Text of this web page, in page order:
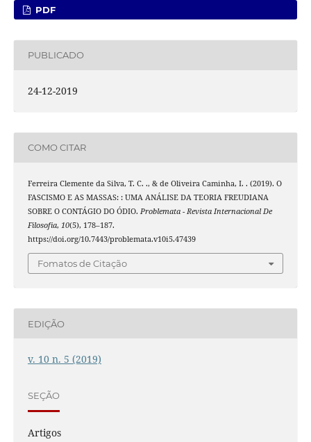
PDF
PUBLICADO
24-12-2019
COMO CITAR
Ferreira Clemente da Silva, T. C. ., & de Oliveira Caminha, I. . (2019). O
FASCISMO E AS MASSAS: : UMA ANÁLISE DA TEORIA FREUDIANA
SOBRE O CONTÁGIO DO ÓDIO. Problemata - Revista Internacional De
Filosofia, 10(5), 178–187.
https://doi.org/10.7443/problemata.v10i5.47439
Fomatos de Citação
EDIÇÃO
v. 10 n. 5 (2019)
SEÇÃO
Artigos